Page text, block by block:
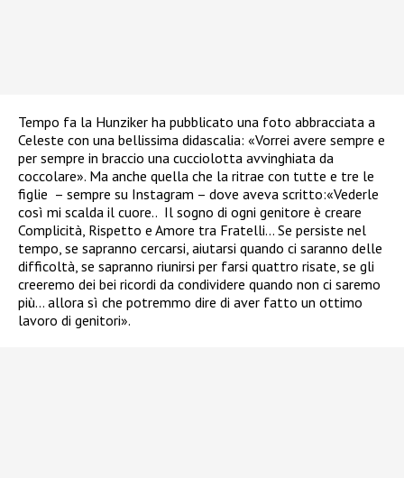
Tempo fa la Hunziker ha pubblicato una foto abbracciata a
Celeste con una bellissima didascalia: «Vorrei avere sempre e
per sempre in braccio una cucciolotta avvinghiata da
coccolare». Ma anche quella che la ritrae con tutte e tre le
figlie – sempre su Instagram – dove aveva scritto:«Vederle
così mi scalda il cuore.. Il sogno di ogni genitore è creare
Complicità, Rispetto e Amore tra Fratelli… Se persiste nel
tempo, se sapranno cercarsi, aiutarsi quando ci saranno delle
difficoltà, se sapranno riunirsi per farsi quattro risate, se gli
creeremo dei bei ricordi da condividere quando non ci saremo
più… allora sì che potremmo dire di aver fatto un ottimo
lavoro di genitori».